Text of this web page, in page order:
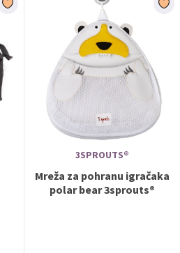
3SPROUTS®
Mreža za pohranu igračaka
polar bear 3sprouts®